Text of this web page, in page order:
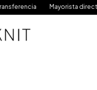
Mayorista